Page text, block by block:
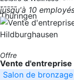
-----
Thüringen
jusqu'à 10
Hildburghausen
Offre
Vente d'entreprise
Salon de bronzage